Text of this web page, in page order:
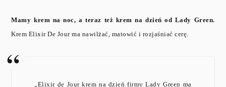
Mamy krem na noc, a teraz też krem na dzień od Lady Green.
Krem Elixir De Jour ma nawilżać, matowić i rozjaśniać cerę.
„Elixir de Jour krem na dzień firmy Lady Green ma